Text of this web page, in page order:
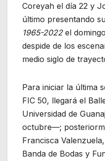
Coreyah el día 22 y
último presentando
1965-2022el
despide de los
medio siglo de
Para iniciar la última
FIC 50, llegará el
Universidad de
octubre—;
Francisca
Banda de Bodas y